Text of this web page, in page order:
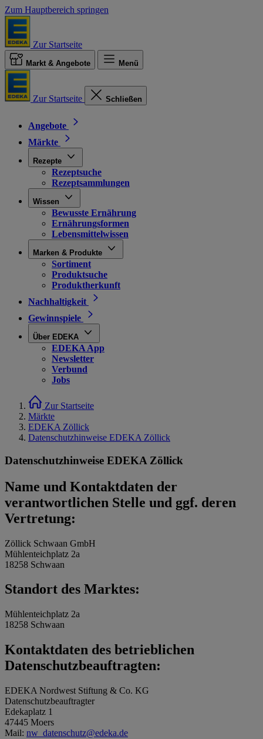
Zum Hauptbereich springen
Zur Startseite
Markt & Angebote Menü
Zur Startseite Schließen
Angebote
Märkte
Rezepte
Rezeptsuche
Rezeptsammlungen
Wissen
Bewusste Ernährung
Ernährungsformen
Lebensmittelwissen
Marken & Produkte
Sortiment
Produktsuche
Produktherkunft
Nachhaltigkeit
Gewinnspiele
Über EDEKA
EDEKA App
Newsletter
Verbund
Jobs
Zur Startseite
Märkte
EDEKA Zöllick
Datenschutzhinweise EDEKA Zöllick
Datenschutzhinweise EDEKA Zöllick
Name und Kontaktdaten der
verantwortlichen Stelle und ggf. deren
Vertretung:
Zöllick Schwaan GmbH
Mühlenteichplatz 2a
18258 Schwaan
Standort des Marktes:
Mühlenteichplatz 2a
18258 Schwaan
Kontaktdaten des betrieblichen
Datenschutzbeauftragten:
EDEKA Nordwest Stiftung & Co. KG
Datenschutzbeauftragter
Edekaplatz 1
47445 Moers
Mail: nw_datenschutz@edeka.de